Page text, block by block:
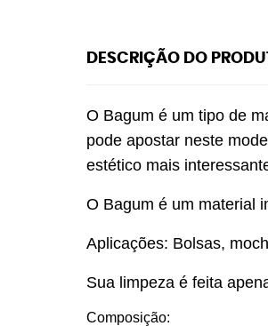
DESCRIÇÃO DO
O Bagum é um tipo de
pode apostar neste
estético mais
O Bagum é um material
Aplicações: Bolsas,
Sua limpeza é feita
Composição: